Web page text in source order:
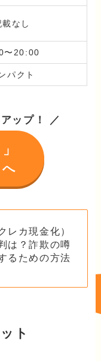
載なし
〜20:00
パクト
ップ！ ／
レカ現金化）
は？詐欺の噂
るための方法
ト